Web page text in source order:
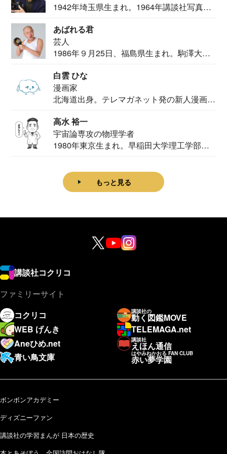
1942年埼玉県生まれ。1964年講談社写真部
あばれる君
芸人
1986年９月25日、福島県生まれ。駒澤大学
白雲 ひな
漫画家
北海道出身。テレマガネット発の新人漫画
高水 裕一
宇宙論専攻の物理学者
1980年東京生まれ。早稲田大学理工学部物
もっと見る
講談社コクリコ
ファミリーサイト
コクリコ
講談社の
動く図鑑MOVE
WEB げんき
TELEMAGA.net
Aneひめ.net
講談社
えほん通信
青い鳥文庫
はやみねかおる FAN CLUB
赤い夢学園
ボンボンアカデミー
ディズニーファン
講談社の学習まんが 日本の歴史